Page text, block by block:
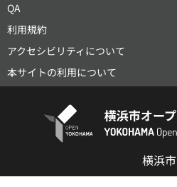
QA
利用規約
アクセシビリティについて
本サイトの利用について
横浜市